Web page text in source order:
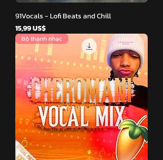
91Vocals - Lofi Beats and Chill
Giá
15,99 US$
Bộ thanh nhạc